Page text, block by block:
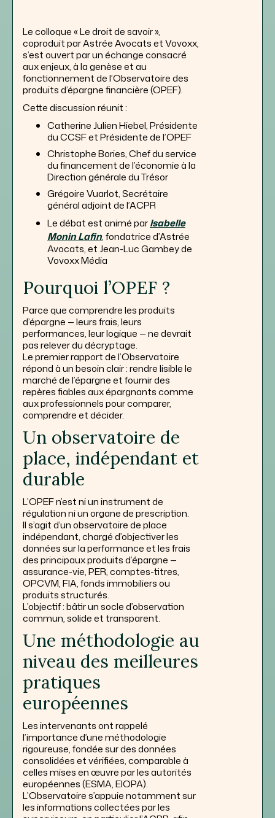
Le colloque « Le droit de savoir »,
coproduit par Astrée Avocats et Vovoxx,
s’est ouvert par un échange consacré
aux enjeux, à la genèse et au
fonctionnement de l’Observatoire des
produits d’épargne financière (OPEF).
Cette discussion réunit :
Catherine Julien Hiebel, Présidente
du CCSF et Présidente de l’OPEF
Christophe Bories, Chef du service
du financement de l’économie à la
Direction générale du Trésor
Grégoire Vuarlot, Secrétaire
général adjoint de l’ACPR
Le débat est animé parIsabelle
Monin Lafin, fondatrice d’Astrée
Avocats, et Jean-Luc Gambey de
Vovoxx Média
Pourquoi l’OPEF ?
Parce que comprendre les produits
d’épargne — leurs frais, leurs
performances, leur logique — ne devrait
pas relever du décryptage.
Le premier rapport de l’Observatoire
répond à un besoin clair : rendre lisible le
marché de l’épargne et fournir des
repères fiables aux épargnants comme
aux professionnels pour comparer,
comprendre et décider.
Un observatoire de
place, indépendant et
durable
L’OPEF n’est ni un instrument de
régulation ni un organe de prescription.
Il s’agit d’un observatoire de place
indépendant, chargé d’objectiver les
données sur la performance et les frais
des principaux produits d’épargne —
assurance-vie, PER, comptes-titres,
OPCVM, FIA, fonds immobiliers ou
produits structurés.
L’objectif : bâtir un socle d’observation
commun, solide et transparent.
Une méthodologie au
niveau des meilleures
pratiques
européennes
Les intervenants ont rappelé
l’importance d’une méthodologie
rigoureuse, fondée sur des données
consolidées et vérifiées, comparable à
celles mises en œuvre par les autorités
européennes (ESMA, EIOPA).
L’Observatoire s’appuie notamment sur
les informations collectées par les